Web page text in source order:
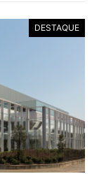
DESTAQUE